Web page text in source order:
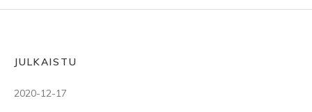
JULKAISTU
2020-12-17